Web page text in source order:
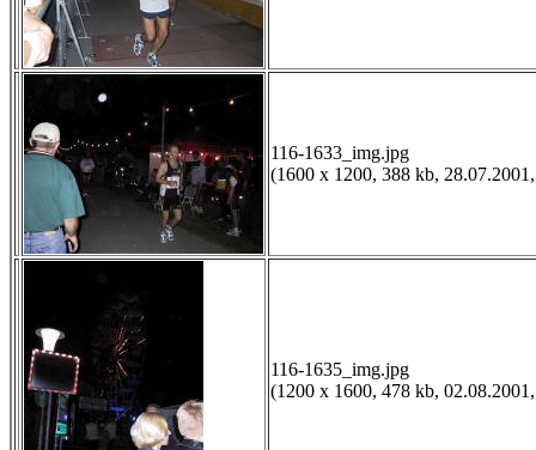
116-1633_img.jpg
(1600 x 1200, 388 kb,
116-1635_img.jpg
(1200 x 1600, 478 kb,